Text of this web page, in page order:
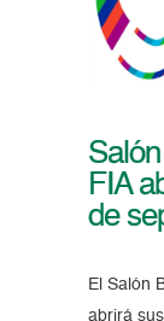
FIA
de
El Salón
abrirá